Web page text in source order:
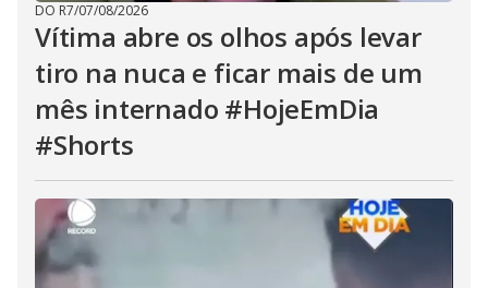
DO R7/07/08/2026
Vítima abre os olhos após levar
tiro na nuca e ficar mais de um
mês internado #HojeEmDia
#Shorts